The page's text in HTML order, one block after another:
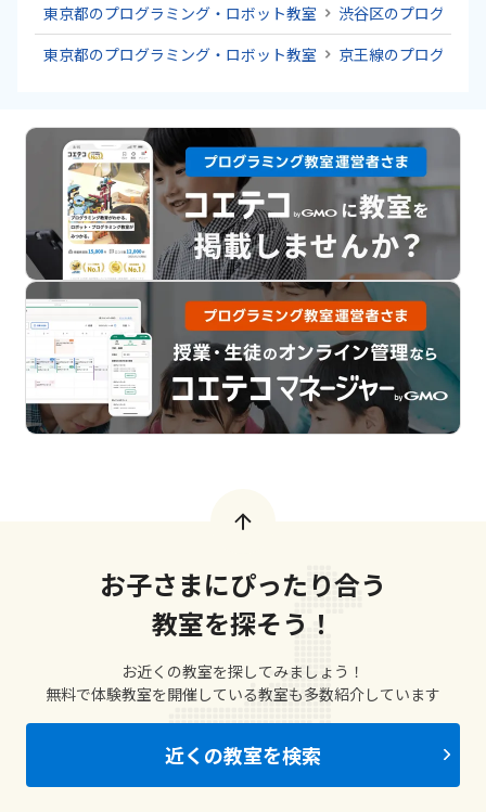
東京都のプログラミング・ロボット教室
渋谷区のプログラミ
東京都のプログラミング・ロボット教室
京王線のプログラミ
お子さまにぴったり合う
教室を探そう！
お近くの教室を探してみましょう！
無料で体験教室を開催している教室も多数紹介しています
近くの教室を検索